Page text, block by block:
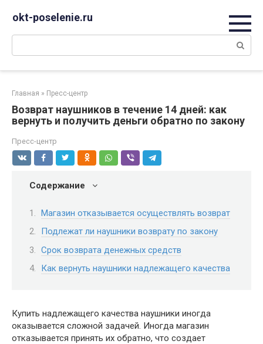
okt-poselenie.ru
Поиск:
Главная » Пресс-центр
Возврат наушников в течение 14 дней: как
вернуть и получить деньги обратно по закону
Пресс-центр
Содержание
Магазин отказывается осуществлять возврат
Подлежат ли наушники возврату по закону
Срок возврата денежных средств
Как вернуть наушники надлежащего качества
Купить надлежащего качества наушники иногда
оказывается сложной задачей. Иногда магазин
отказывается принять их обратно, что создает